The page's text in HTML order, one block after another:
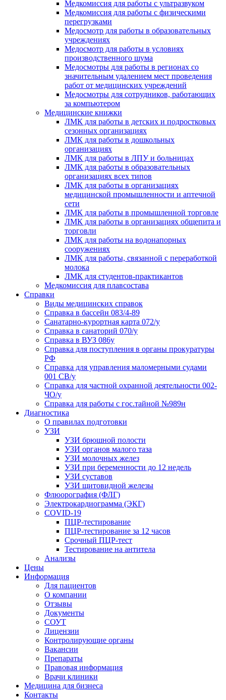
Медкомиссия для работы с ультразвуком
Медкомиссия для работы с физическими
перегрузками
Медосмотр для работы в образовательных
учреждениях
Медосмотр для работы в условиях
производственного шума
Медосмотры для работы в регионах со
значительным удалением мест проведения
работ от медицинских учреждений
Медосмотры для сотрудников, работающих
за компьютером
Медицинские книжки
ЛМК для работы в детских и подростковых
сезонных организациях
ЛМК для работы в дошкольных
организациях
ЛМК для работы в ЛПУ и больницах
ЛМК для работы в образовательных
организациях всех типов
ЛМК для работы в организациях
медицинской промышленности и аптечной
сети
ЛМК для работы в промышленной торговле
ЛМК для работы в организациях общепита и
торговли
ЛМК для работы на водонапорных
сооружениях
ЛМК для работы, связанной с переработкой
молока
ЛМК для студентов-практикантов
Медкомиссия для плавсостава
Справки
Виды медицинских справок
Справка в бассейн 083/4-89
Санатарно-курортная карта 072/у
Справка в санаторий 070/у
Справка в ВУЗ 086у
Справка для поступления в органы прокуратуры
РФ
Справка для управления маломерными судами
001 СВ/у
Справка для частной охранной деятельности 002-
ЧО/у
Справка для работы с гос.тайной №989н
Диагностика
О правилах подготовки
УЗИ
УЗИ брюшной полости
УЗИ органов малого таза
УЗИ молочных желез
УЗИ при беременности до 12 недель
УЗИ суставов
УЗИ щитовидной железы
Флюорография (ФЛГ)
Электрокардиограмма (ЭКГ)
COVID-19
ПЦР-тестирование
ПЦР-тестирование за 12 часов
Срочный ПЦР-тест
Тестирование на антитела
Анализы
Цены
Информация
Для пациентов
О компании
Отзывы
Документы
СОУТ
Лицензии
Контролирующие органы
Вакансии
Препараты
Правовая информация
Врачи клиники
Медицина для бизнеса
Контакты